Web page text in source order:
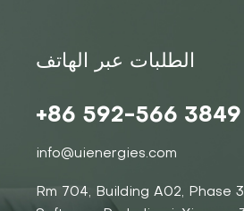
الطلبات عبر الهاتف
+86 592-566 3849
info@uienergies.com
Rm 704, Building A02, Phase 3